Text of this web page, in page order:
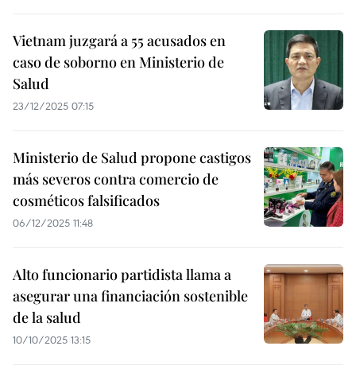
Vietnam juzgará a 55 acusados en
caso de soborno en Ministerio de
Salud
23/12/2025 07:15
Ministerio de Salud propone castigos
más severos contra comercio de
cosméticos falsificados
06/12/2025 11:48
Alto funcionario partidista llama a
asegurar una financiación sostenible
de la salud
10/10/2025 13:15